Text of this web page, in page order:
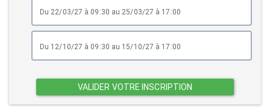
du 22/03/27 à 09:30 au 25/03/27 à 17:00
du 12/10/27 à 09:30 au 15/10/27 à 17:00
VALIDER VOTRE INSCRIPTION